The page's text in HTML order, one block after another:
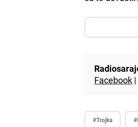
Facebook |
#Trojka